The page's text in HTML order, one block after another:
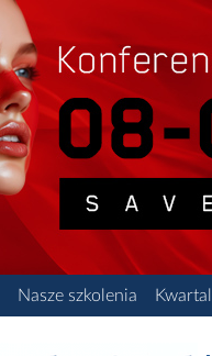
Nasze szkolenia